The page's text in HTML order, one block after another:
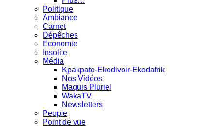
Politique
Ambiance
Carnet
Dépêches
Economie
Insolite
Média
Kpakpato-Ekodivoir-Ekodafrik
Nos Vidéos
Maquis Pluriel
WakaTV
Newsletters
People
Point de vue